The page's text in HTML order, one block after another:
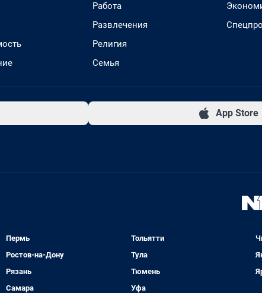
Работа
Развлечения
Религия
Семья
App Store
Пермь
Ростов-на-Дону
Рязань
Самара
Тольятти
Тула
Тюмень
Уфа